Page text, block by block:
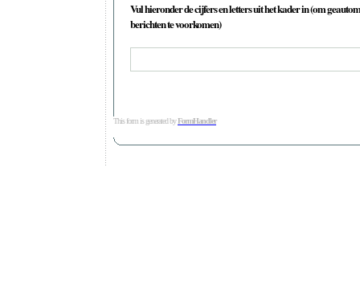
Vul hieronder de cijfers en letters uit het kader in (om
berichten te voorkomen)
This form is generated byFormHandler